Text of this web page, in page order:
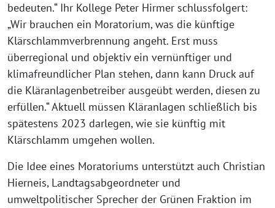
bedeuten.“ Ihr Kollege Peter Hirmer schlussfolgert:
„Wir brauchen ein Moratorium, was die künftige
Klärschlammverbrennung angeht. Erst muss
überregional und objektiv ein vernünftiger und
klimafreundlicher Plan stehen, dann kann Druck auf
die Kläranlagenbetreiber ausgeübt werden, diesen zu
erfüllen.“ Aktuell müssen Kläranlagen schließlich bis
spätestens 2023 darlegen, wie sie künftig mit
Klärschlamm umgehen wollen.
Die Idee eines Moratoriums unterstützt auch Christian
Hierneis, Landtagsabgeordneter und
umweltpolitischer Sprecher der Grünen Fraktion im